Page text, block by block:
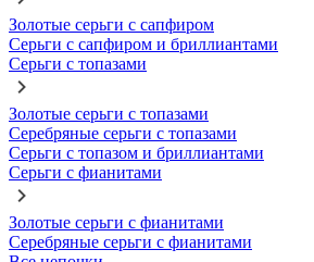
Золотые серьги с сапфиром
Серьги с сапфиром и бриллиантами
Серьги с топазами
Золотые серьги с топазами
Серебряные серьги с топазами
Серьги с топазом и бриллиантами
Серьги с фианитами
Золотые серьги с фианитами
Серебряные серьги с фианитами